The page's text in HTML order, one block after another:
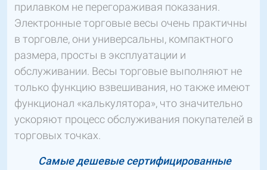
прилавком не перегораживая показания.
Электронные торговые весы очень практичны
в торговле, они универсальны, компактного
размера, просты в эксплуатации и
обслуживании. Весы торговые выполняют не
только функцию взвешивания, но также имеют
функционал «калькулятора», что значительно
ускоряют процесс обслуживания покупателей в
торговых точках.
Самые дешевые сертифицированные